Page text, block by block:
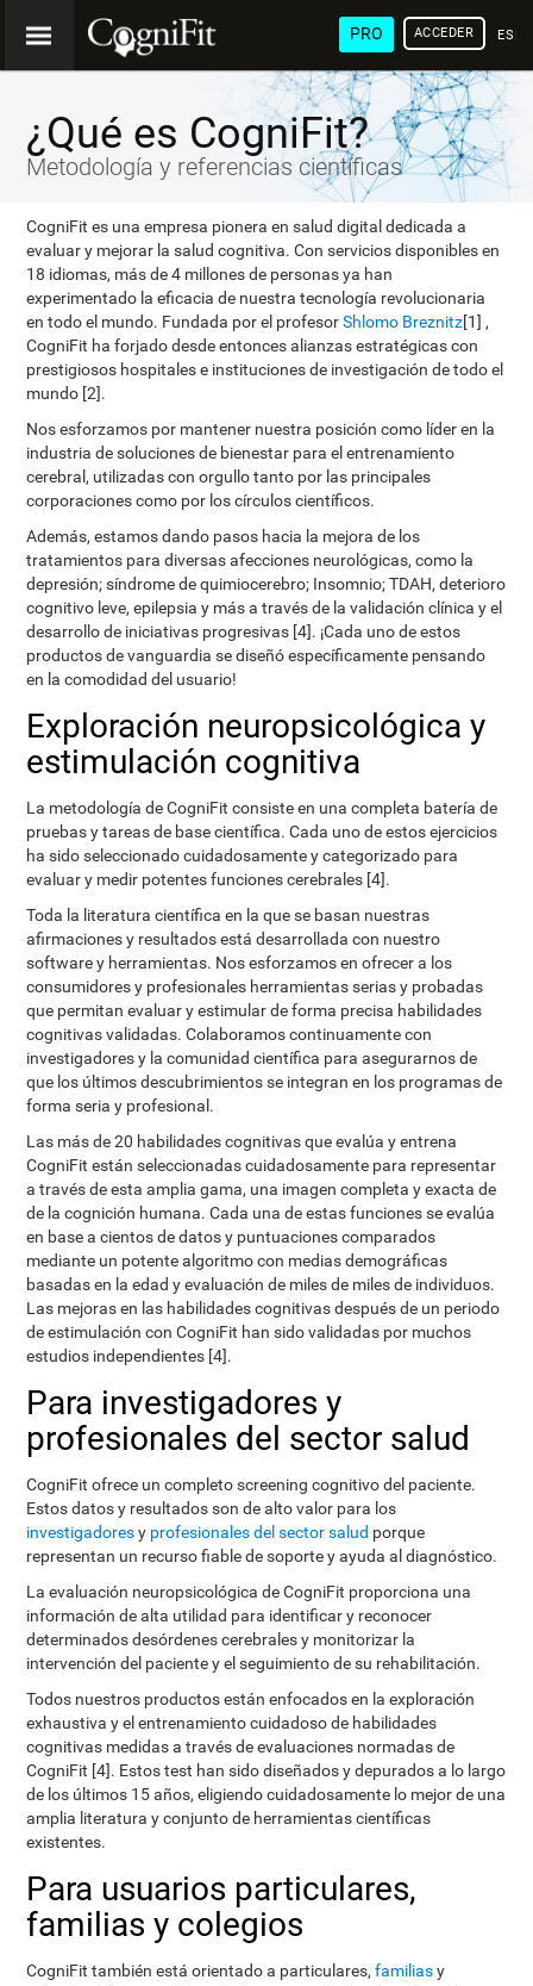
PRO ACCEDER
¿Qué es CogniFit?
Metodología y referencias científicas
CogniFit es una empresa pionera en salud digital dedicada a
evaluar y mejorar la salud cognitiva. Con servicios disponibles en
18 idiomas, más de 4 millones de personas ya han
experimentado la eficacia de nuestra tecnología revolucionaria
en todo el mundo. Fundada por el profesorShlomo Breznitz[1] ,
CogniFit ha forjado desde entonces alianzas estratégicas con
prestigiosos hospitales e instituciones de investigación de todo el
mundo [2].
Nos esforzamos por mantener nuestra posición como líder en la
industria de soluciones de bienestar para el entrenamiento
cerebral, utilizadas con orgullo tanto por las principales
corporaciones como por los círculos científicos.
Además, estamos dando pasos hacia la mejora de los
tratamientos para diversas afecciones neurológicas, como la
depresión; síndrome de quimiocerebro; Insomnio; TDAH, deterioro
cognitivo leve, epilepsia y más a través de la validación clínica y el
desarrollo de iniciativas progresivas [4]. ¡Cada uno de estos
productos de vanguardia se diseñó específicamente pensando
en la comodidad del usuario!
Exploración neuropsicológica y
estimulación cognitiva
La metodología de CogniFit consiste en una completa batería de
pruebas y tareas de base científica. Cada uno de estos ejercicios
ha sido seleccionado cuidadosamente y categorizado para
evaluar y medir potentes funciones cerebrales [4].
Toda la literatura científica en la que se basan nuestras
afirmaciones y resultados está desarrollada con nuestro
software y herramientas. Nos esforzamos en ofrecer a los
consumidores y profesionales herramientas serias y probadas
que permitan evaluar y estimular de forma precisa habilidades
cognitivas validadas. Colaboramos continuamente con
investigadores y la comunidad científica para asegurarnos de
que los últimos descubrimientos se integran en los programas de
forma seria y profesional.
Las más de 20 habilidades cognitivas que evalúa y entrena
CogniFit están seleccionadas cuidadosamente para representar
a través de esta amplia gama, una imagen completa y exacta de
de la cognición humana. Cada una de estas funciones se evalúa
en base a cientos de datos y puntuaciones comparados
mediante un potente algoritmo con medias demográficas
basadas en la edad y evaluación de miles de miles de individuos.
Las mejoras en las habilidades cognitivas después de un periodo
de estimulación con CogniFit han sido validadas por muchos
estudios independientes [4].
Para investigadores y
profesionales del sector salud
CogniFit ofrece un completo screening cognitivo del paciente.
Estos datos y resultados son de alto valor para los
investigadoresy profesionales del sector salud porque
representan un recurso fiable de soporte y ayuda al diagnóstico.
La evaluación neuropsicológica de CogniFit proporciona una
información de alta utilidad para identificar y reconocer
determinados desórdenes cerebrales y monitorizar la
intervención del paciente y el seguimiento de su rehabilitación.
Todos nuestros productos están enfocados en la exploración
exhaustiva y el entrenamiento cuidadoso de habilidades
cognitivas medidas a través de evaluaciones normadas de
CogniFit [4]. Estos test han sido diseñados y depurados a lo largo
de los últimos 15 años, eligiendo cuidadosamente lo mejor de una
amplia literatura y conjunto de herramientas científicas
existentes.
Para usuarios particulares,
familias y colegios
CogniFit también está orientado a particulares,familiasy